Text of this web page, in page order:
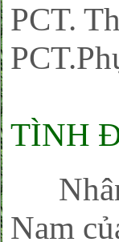
PCT.
TÌNH
Nhân
Nam